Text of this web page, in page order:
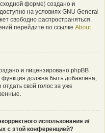
форме) создано и
на условиях GNU General
свободно распространяться.
перейдите по ссылке About
и лицензировано phpBB
функция должна быть добавлена,
отдать свой голос за уже
использования и/
с этой конференцией?